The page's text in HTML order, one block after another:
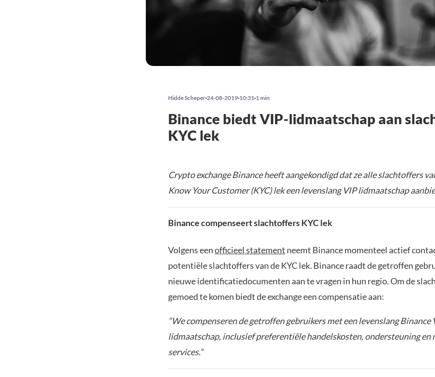
Hidde Scheper 24-08-2019 10:31 1 min
Binance biedt VIP-lidmaatschap aan
KYC lek
Crypto exchange Binance heeft aangekondigd dat ze alle slachtoffers
Know Your Customer (KYC) lek een levenslang VIP lidmaatschap
Binance compenseert slachtoffers KYC lek
Volgens eenofficieel statement neemt Binance momenteel actief
potentiële slachtoffers van de KYC lek. Binance raadt de getroffen
nieuwe identificatiedocumenten aan te vragen in hun regio. Om de
gemoed te komen biedt de exchange een compensatie aan:
“We compenseren de getroffen gebruikers met een levenslang Binance
lidmaatschap, inclusief preferentiële handelskosten, ondersteuning en
services.”